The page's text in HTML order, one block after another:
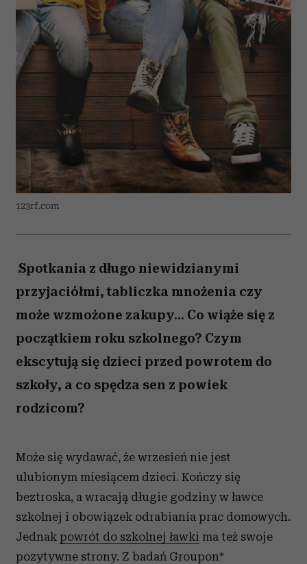
123rf.com
Spotkania z długo niewidzianymi
przyjaciółmi, tabliczka mnożenia czy
może wzmożone zakupy... Co wiąże się z
początkiem roku szkolnego? Czym
ekscytują się dzieci przed powrotem do
szkoły, a co spędza sen z powiek
rodzicom?
Może się wydawać, że wrzesień nie jest
ulubionym miesiącem dzieci. Kończy się
beztroska, a wracają długie godziny w ławce
szkolnej i obowiązek odrabiania prac domowych.
Jednak powrót do szkolnej ławki ma też swoje
pozytywne strony. Z badań Groupon*